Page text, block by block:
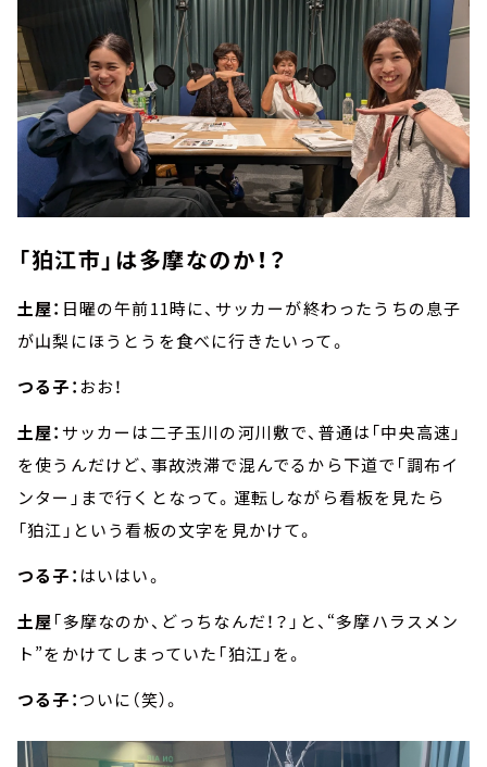
「狛江市」は多摩なのか！？
土屋： 日曜の午前11時に、サッカーが終わったうちの息子
が山梨にほうとうを食べに行きたいって。
つる子： おお！
土屋：サッカーは二子玉川の河川敷で、普通は「中央高速」
を使うんだけど、事故渋滞で混んでるから下道で「調布イ
ンター」まで行くとなって。運転しながら看板を見たら
「狛江」という看板の文字を見かけて。
つる子： はいはい。
土屋 「多摩なのか、どっちなんだ！？」と、“多摩ハラスメン
ト”をかけてしまっていた「狛江」を。
つる子：ついに（笑）。